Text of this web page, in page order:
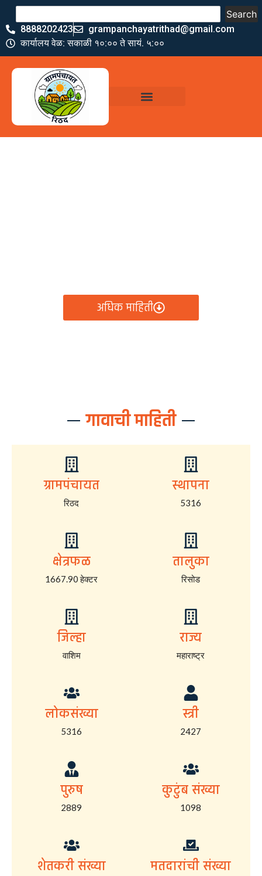
Search
8888202423
grampanchayatrithad@gmail.com
कार्यालय वेळ: सकाळी १०:०० ते सायं. ५:००
अधिक माहिती
गावाची माहिती
ग्रामपंचायत
रिठद
स्थापना
5316
क्षेत्रफळ
1667.90 हेक्टर
तालुका
रिसोड
जिल्हा
वाशिम
राज्य
महाराष्ट्र
लोकसंख्या
5316
स्त्री
2427
पुरुष
2889
कुटुंब संख्या
1098
शेतकरी संख्या मतदारांची संख्या